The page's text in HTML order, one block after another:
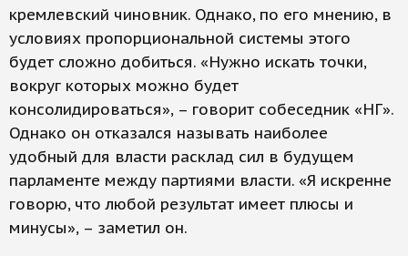
кремлевский чиновник. Однако, по его мнению, в
условиях пропорциональной системы этого
будет сложно добиться. «Нужно искать точки,
вокруг которых можно будет
консолидироваться», – говорит собеседник «НГ».
Однако он отказался называть наиболее
удобный для власти расклад сил в будущем
парламенте между партиями власти. «Я искренне
говорю, что любой результат имеет плюсы и
минусы», – заметил он.